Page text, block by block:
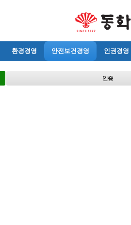
환경경영 안전보건경영 인권경영
인증